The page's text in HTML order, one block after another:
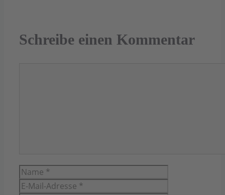
Schreibe einen Kommentar
Name